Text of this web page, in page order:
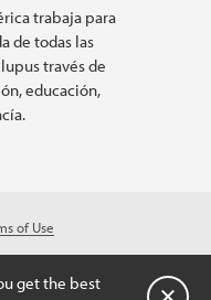
trabaja para
de todas las
través de
educación,
of Use
All rights reserved.
status. Federal ID #43-
get the best